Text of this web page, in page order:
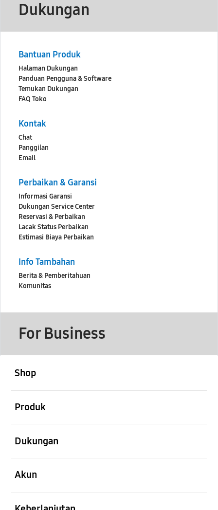
Dukungan
Bantuan Produk
Halaman Dukungan
Panduan Pengguna & Software
Temukan Dukungan
FAQ Toko
Kontak
Chat
Panggilan
Email
Perbaikan & Garansi
Informasi Garansi
Dukungan Service Center
Reservasi & Perbaikan
Lacak Status Perbaikan
Estimasi Biaya Perbaikan
Info Tambahan
Berita & Pemberitahuan
Komunitas
For Business
Shop
Produk
Dukungan
Akun